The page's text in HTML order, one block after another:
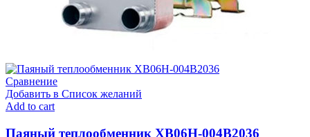
Сравнение
Добавить в Список желаний
Add to cart
Паяный теплообменник XB06H-004В2036